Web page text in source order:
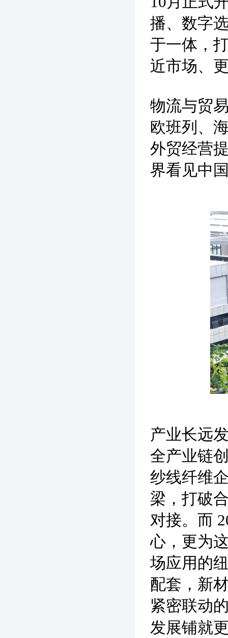
播、数字
于一体，
近市场、
物流与贸
欧班列、
外贸经营
界看见中
产业长远
全产业链
纱线纤维
梁，打破
对接。而
心，更为
场应用的
配套，新
紧密联动
发展铺就